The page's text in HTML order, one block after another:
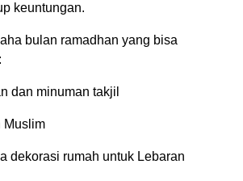
keuntungan.
bulan ramadhan yang bisa
dan minuman takjil
Muslim
dekorasi rumah untuk Lebaran